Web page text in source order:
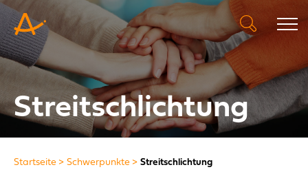
Streitschlichtung
Startseite Schwerpunkte Streitschlichtung